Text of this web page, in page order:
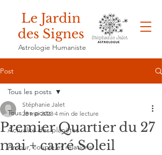
Le Jardin
des Signes
Astrologie Humaniste
Post
Tous les posts
Actualité des planètes
Amour, couple et relations
Tous les posts
Premier Quartier du 27
mai + carré Soleil
Stéphanie Jalet
28 mai 2023 4 min de lecture